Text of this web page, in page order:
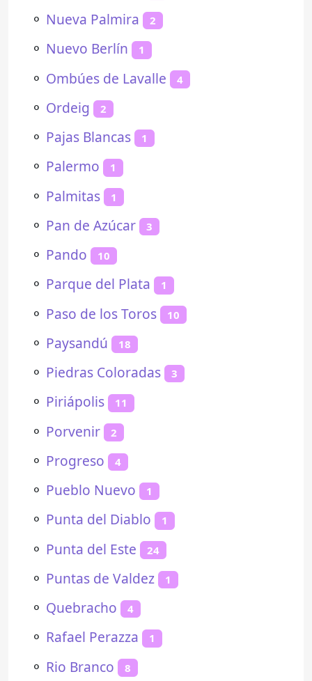
⚬ Nueva Palmira 2
⚬ Nuevo Berlín 1
⚬ Ombúes de Lavalle 4
⚬ Ordeig 2
⚬ Pajas Blancas 1
⚬ Palermo 1
⚬ Palmitas 1
⚬ Pan de Azúcar 3
⚬ Pando 10
⚬ Parque del Plata 1
⚬ Paso de los Toros 10
⚬ Paysandú 18
⚬ Piedras Coloradas 3
⚬ Piriápolis 11
⚬ Porvenir 2
⚬ Progreso 4
⚬ Pueblo Nuevo 1
⚬ Punta del Diablo 1
⚬ Punta del Este 24
⚬ Puntas de Valdez 1
⚬ Quebracho 4
⚬ Rafael Perazza 1
⚬ Rio Branco 8